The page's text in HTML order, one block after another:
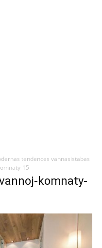
tendences vannasistabas
15
komnaty-